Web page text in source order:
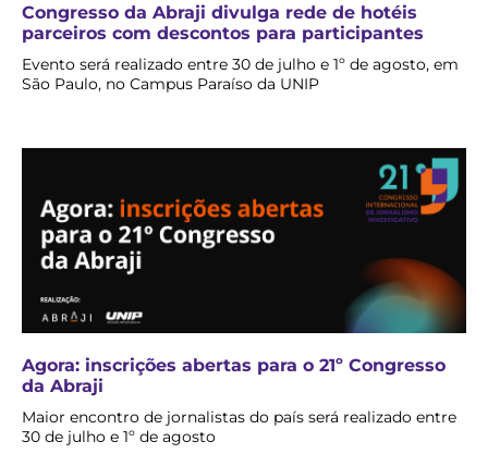
Congresso da Abraji divulga rede de hotéis
parceiros com descontos para participantes
Evento será realizado entre 30 de julho e 1º de agosto, em
São Paulo, no Campus Paraíso da UNIP
Agora: inscrições abertas para o 21º Congresso
da Abraji
Maior encontro de jornalistas do país será realizado entre
30 de julho e 1º de agosto